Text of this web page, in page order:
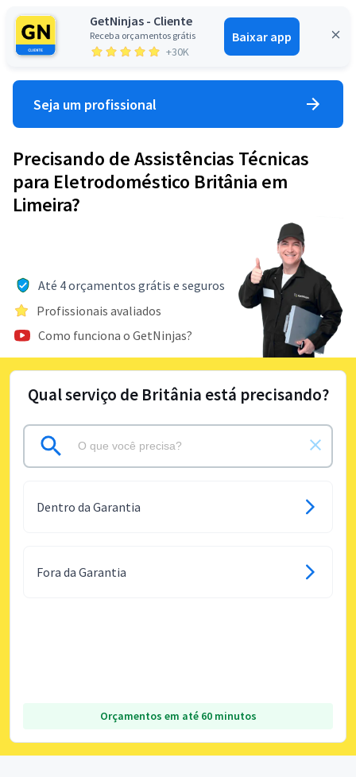
GetNinjas - Cliente
Receba orçamentos grátis
+30K
Baixar app
Entrar
Seja um profissional
Precisando de Assistências Técnicas
para Eletrodoméstico Britânia em
Limeira?
Até 4 orçamentos grátis e seguros
Profissionais avaliados
Como funciona o GetNinjas?
Qual serviço de Britânia está precisando?
Dentro da Garantia
Fora da Garantia
Orçamentos em até 60 minutos